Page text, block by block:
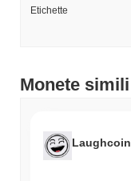
Etichette
Monete simili
Laughcoin